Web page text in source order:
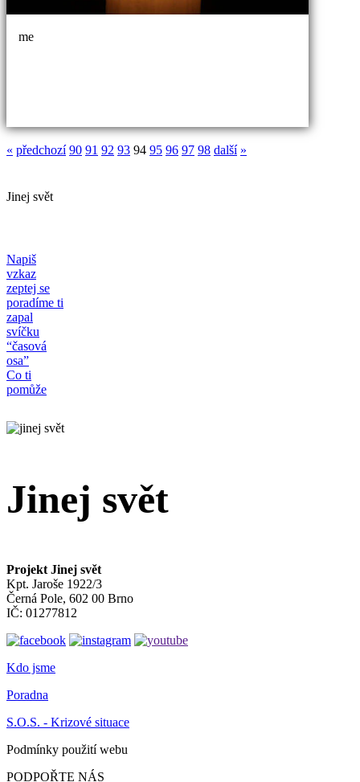
me
« předchozí 90 91 92 93 94 95 96 97 98 další »
Jinej svět
Napiš
vzkaz
zeptej se
poradíme ti
zapal
svíčku
“časová
osa”
Co ti
pomůže
Jinej svět
Projekt Jinej svět
Kpt. Jaroše 1922/3
Černá Pole, 602 00 Brno
IČ: 01277812
Kdo jsme
Poradna
S.O.S. - Krizové situace
Podmínky použití webu
PODPOŘTE NÁS